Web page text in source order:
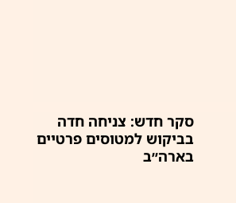
סקר חדש: צניחה חדה
בביקוש למטוסים פרטיים
בארה״ב